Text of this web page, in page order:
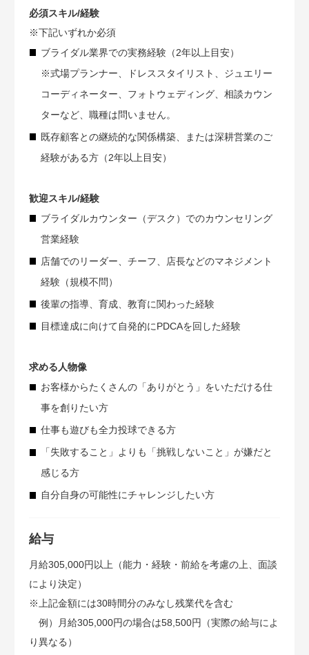
必須スキル/経験
※下記いずれか必須
ブライダル業界での実務経験（2年以上目安）
※式場プランナー、ドレススタイリスト、ジュエリー
コーディネーター、フォトウェディング、相談カウン
ターなど、職種は問いません。
既存顧客との継続的な関係構築、または深耕営業のご
経験がある方（2年以上目安）
歓迎スキル/経験
ブライダルカウンター（デスク）でのカウンセリング
営業経験
店舗でのリーダー、チーフ、店長などのマネジメント
経験（規模不問）
後輩の指導、育成、教育に関わった経験
目標達成に向けて自発的にPDCAを回した経験
求める人物像
お客様からたくさんの「ありがとう」をいただける仕
事を創りたい方
仕事も遊びも全力投球できる方
「失敗すること」よりも「挑戦しないこと」が嫌だと
感じる方
自分自身の可能性にチャレンジしたい方
給与
月給305,000円以上（能力・経験・前給を考慮の上、面談
により決定）
※上記金額には30時間分のみなし残業代を含む
例）月給305,000円の場合は58,500円（実際の給与によ
り異なる）